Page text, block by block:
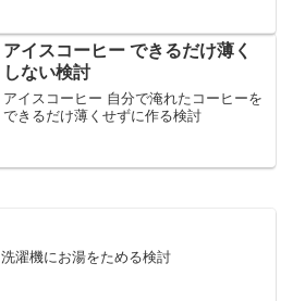
アイスコーヒー できるだけ薄く
しない検討
アイスコーヒー 自分で淹れたコーヒーを
できるだけ薄くせずに作る検討
洗濯機にお湯をためる検討